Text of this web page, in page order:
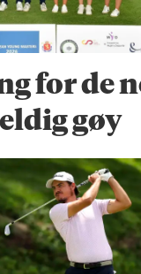
for de
gøy